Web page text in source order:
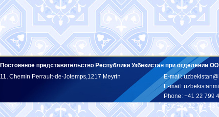
Постоянное представительство Республики Узбекистан при отделении
11, Chemin Perrault-de-Jotemps,1217 Meyrin
E-mail:
E-mail:
Phone: +41 22 799
Fax: +41 22 799 43